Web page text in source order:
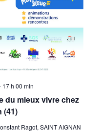
du mieux vivre chez
(41)
17 h 00 min
Ragot, SAINT AIGNAN